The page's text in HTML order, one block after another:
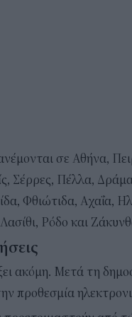
σε Αθήνα,
Σέρρες, Πέλλα,
Φθιώτιδα, Αχαΐα,
Ρόδο και
ακόμη. Μετά τη
προθεσμία